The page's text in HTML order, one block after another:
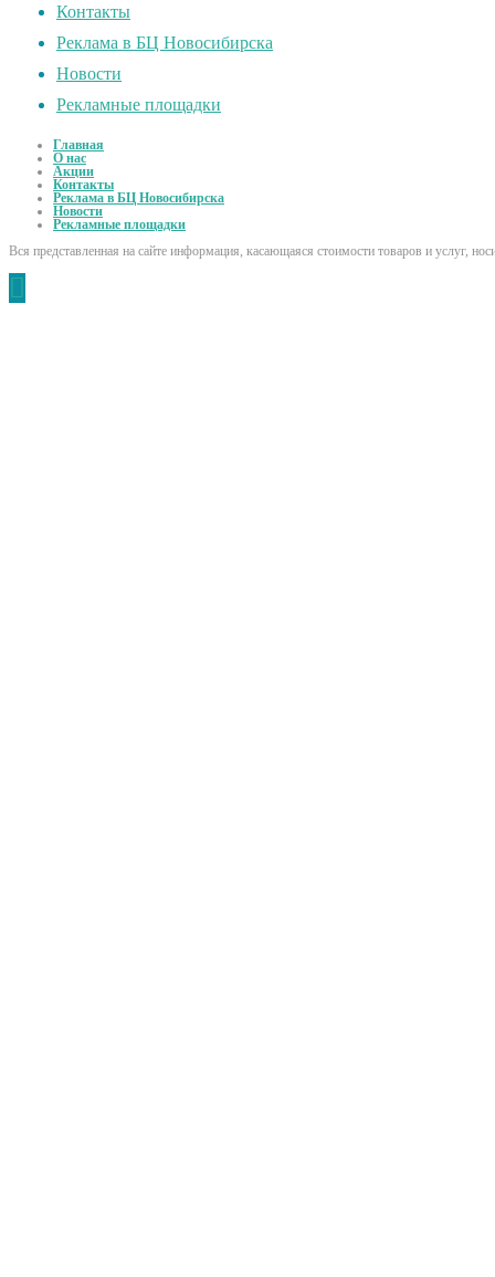
Контакты
Реклама в БЦ Новосибирска
Новости
Рекламные площадки
Главная
О нас
Акции
Контакты
Реклама в БЦ Новосибирска
Новости
Рекламные площадки
Вся представленная на сайте информация, касающаяся стоимости товаров и услуг,